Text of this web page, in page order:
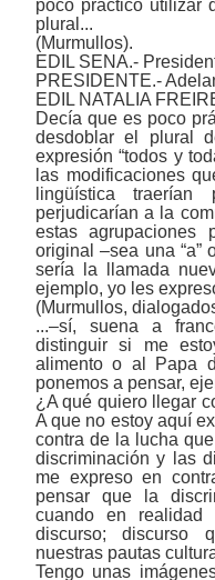
poco práctico utilizar
plural...
(Murmullos).
EDIL SENA.-
PRESIDENTE.-
EDIL NATALIA
Decía que es poco
desdoblar el plural
expresión “todos y
las modificaciones
lingüística traerían
perjudicarían a la
estas agrupaciones
original ‒sea una “a”
sería la llamada
ejemplo, yo les
(Murmullos,
...‒sí, suena a
distinguir si me
alimento o al Papa
ponemos a pensar,
¿A qué quiero llegar
A que no estoy aquí
contra de la lucha
discriminación y las
me expreso en
pensar que la
cuando en realidad
discurso; discurso
nuestras pautas
Tengo unas